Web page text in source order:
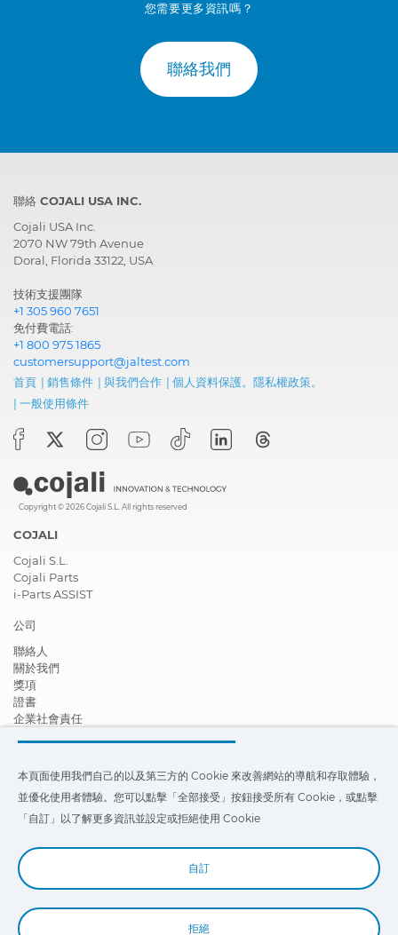
您需要更多資訊嗎？
聯絡我們
聯絡 COJALI USA INC.
Cojali USA Inc.
2070 NW 79th Avenue
Doral, Florida 33122, USA
技術支援團隊
+1 305 960 7651
免付費電話:
+1 800 975 1865
customersupport@jaltest.com
首頁 | 銷售條件 | 與我們合作 | 個人資料保護。隱私權政策。
| 一般使用條件
Copyright © 2026 Cojali S.L. All rights reserved
COJALI
Cojali S.L.
Cojali Parts
i-Parts ASSIST
公司
聯絡人
關於我們
獎項
證書
企業社會責任
影片
FAQ - 常見問題
本頁面使用我們自己的以及第三方的 Cookie 來改善我們網站的導航和存
定或拒絕使用 Cookie。
本頁面使用我們自己的以及第三方的 Cookie 來改善網站的導航和存取體驗，
並優化使用者體驗。您可以點擊「全部接受」按鈕接受所有 Cookie，或點擊
「自訂」以了解更多資訊並設定或拒絕使用 Cookie
自訂
拒絕